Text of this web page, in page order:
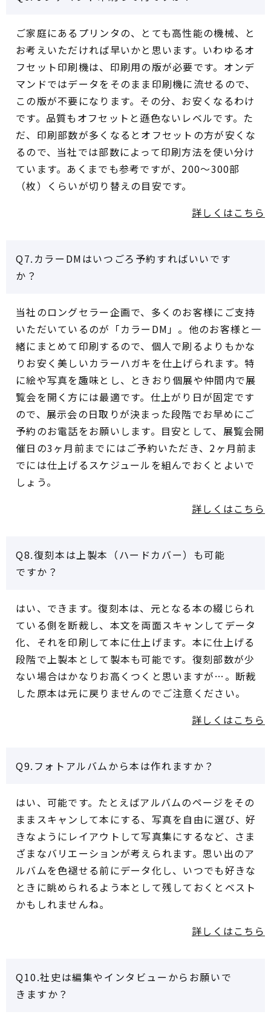
ご家庭にあるプリンタの、とても高性能の機械、と
お考えいただければ早いかと思います。いわゆるオ
フセット印刷機は、印刷用の版が必要です。オンデ
マンドではデータをそのまま印刷機に流せるので、
この版が不要になります。その分、お安くなるわけ
です。品質もオフセットと遜色ないレベルです。た
だ、印刷部数が多くなるとオフセットの方が安くな
るので、当社では部数によって印刷方法を使い分け
ています。あくまでも参考ですが、200～300部
（枚）くらいが切り替えの目安です。
詳しくはこちら
Q7.カラーDMはいつごろ予約すればいいです
か？
当社のロングセラー企画で、多くのお客様にご支持
いただいているのが「カラーDM」。他のお客様と一
緒にまとめて印刷するので、個人で刷るよりもかな
りお安く美しいカラーハガキを仕上げられます。特
に絵や写真を趣味とし、ときおり個展や仲間内で展
覧会を開く方には最適です。仕上がり日が固定です
ので、展示会の日取りが決まった段階でお早めにご
予約のお電話をお願いします。目安として、展覧会開
催日の3ヶ月前までにはご予約いただき、2ヶ月前ま
でには仕上げるスケジュールを組んでおくとよいで
しょう。
詳しくはこちら
Q8.復刻本は上製本（ハードカバー）も可能
ですか？
はい、できます。復刻本は、元となる本の綴じられ
ている側を断裁し、本文を両面スキャンしてデータ
化、それを印刷して本に仕上げます。本に仕上げる
段階で上製本として製本も可能です。復刻部数が少
ない場合はかなりお高くつくと思いますが…。断裁
した原本は元に戻りませんのでご注意ください。
詳しくはこちら
Q9.フォトアルバムから本は作れますか？
はい、可能です。たとえばアルバムのページをその
ままスキャンして本にする、写真を自由に選び、好
きなようにレイアウトして写真集にするなど、さま
ざまなバリエーションが考えられます。思い出のア
ルバムを色褪せる前にデータ化し、いつでも好きな
ときに眺められるよう本として残しておくとベスト
かもしれませんね。
詳しくはこちら
Q10.社史は編集やインタビューからお願いで
きますか？